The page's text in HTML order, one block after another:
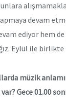
devam
ediyor hem
Eylül ile birlikte
müzik
Gece 01.00